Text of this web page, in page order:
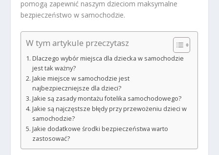
pomogą zapewnić naszym dzieciom maksymalne
bezpieczeństwo w samochodzie.
W tym artykule przeczytasz
Dlaczego wybór miejsca dla dziecka w samochodzie
jest tak ważny?
Jakie miejsce w samochodzie jest
najbezpieczniejsze dla dzieci?
Jakie są zasady montażu fotelika samochodowego?
Jakie są najczęstsze błędy przy przewożeniu dzieci w
samochodzie?
Jakie dodatkowe środki bezpieczeństwa warto
zastosować?